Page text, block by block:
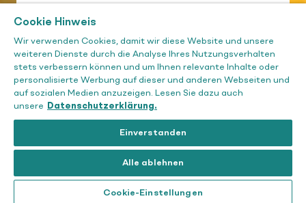
MIT PAYPAL SPENDEN
PER FORMULAR
Cookie Hinweis
Wir verwenden Cookies, damit wir diese Website und unsere
weiteren Dienste durch die Analyse Ihres Nutzungsverhalten
stets verbessern können und um Ihnen relevante Inhalte oder
personalisierte Werbung auf dieser und anderen Webseiten und
auf sozialen Medien anzuzeigen. Lesen Sie dazu auch
unsere
Datenschutzerklärung.
Einverstanden
Alle ablehnen
Cookie-Einstellungen